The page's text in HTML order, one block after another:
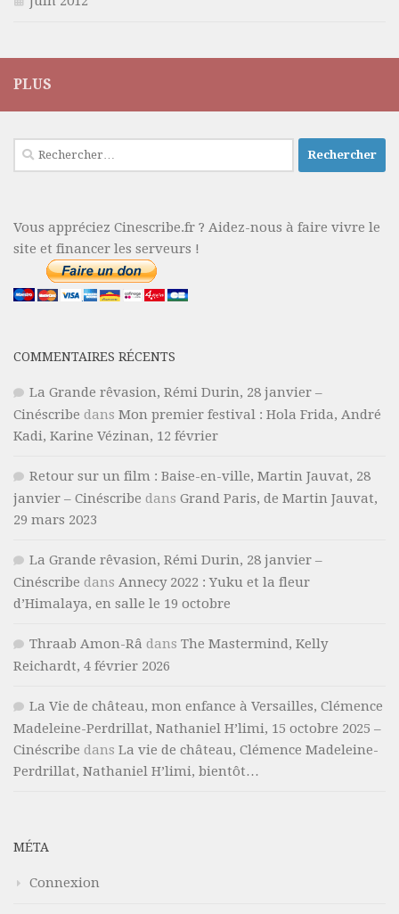
PLUS
Rechercher :
Vous appréciez Cinescribe.fr ? Aidez-nous à faire vivre le
site et financer les serveurs !
COMMENTAIRES RÉCENTS
La Grande rêvasion, Rémi Durin, 28 janvier –
Cinéscribe dans Mon premier festival : Hola Frida, André
Kadi, Karine Vézinan, 12 février
Retour sur un film : Baise-en-ville, Martin Jauvat, 28
janvier – Cinéscribe dans Grand Paris, de Martin Jauvat,
29 mars 2023
La Grande rêvasion, Rémi Durin, 28 janvier –
Cinéscribe dans Annecy 2022 : Yuku et la fleur
d’Himalaya, en salle le 19 octobre
Thraab Amon-Râ dans The Mastermind, Kelly
Reichardt, 4 février 2026
La Vie de château, mon enfance à Versailles, Clémence
Madeleine-Perdrillat, Nathaniel H’limi, 15 octobre 2025 –
Cinéscribe dans La vie de château, Clémence Madeleine-
Perdrillat, Nathaniel H’limi, bientôt…
MÉTA
Connexion